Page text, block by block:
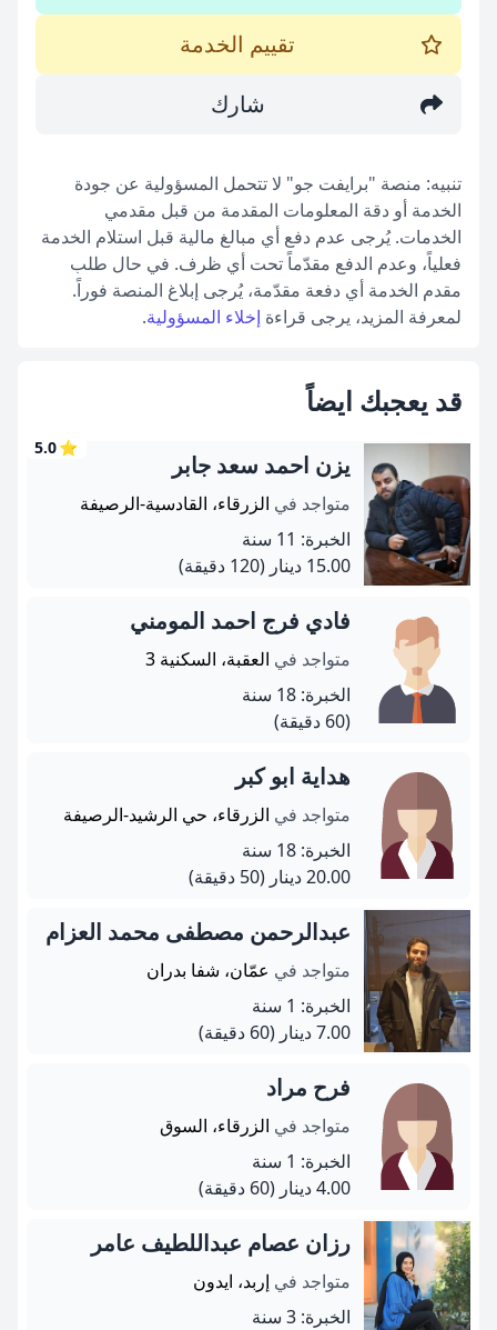
تقييم الخدمة
شارك
تنبيه: منصة "برايفت جو" لا تتحمل المسؤولية عن جودة
الخدمة أو دقة المعلومات المقدمة من قبل مقدمي
الخدمات. يُرجى عدم دفع أي مبالغ مالية قبل استلام الخدمة
فعلياً، وعدم الدفع مقدّماً تحت أي ظرف. في حال طلب
مقدم الخدمة أي دفعة مقدّمة، يُرجى إبلاغ المنصة فوراً.
لمعرفة المزيد، يرجى قراءة إخلاء المسؤولية.
قد يعجبك ايضاً
⭐
5.0
يزن احمد سعد جابر
متواجد في الزرقاء، القادسية-الرصيفة
الخبرة: 11 سنة
15.00 دينار
(120 دقيقة)
فادي فرج احمد المومني
متواجد في العقبة، السكنية 3
الخبرة: 18 سنة
(60 دقيقة)
هداية ابو كبر
متواجد في الزرقاء، حي الرشيد-الرصيفة
الخبرة: 18 سنة
20.00 دينار
(50 دقيقة)
عبدالرحمن مصطفى محمد العزام
متواجد في عمّان، شفا بدران
الخبرة: 1 سنة
7.00 دينار
(60 دقيقة)
فرح مراد
متواجد في الزرقاء، السوق
الخبرة: 1 سنة
4.00 دينار
(60 دقيقة)
رزان عصام عبداللطيف عامر
متواجد في إربد، ايدون
الخبرة: 3 سنة